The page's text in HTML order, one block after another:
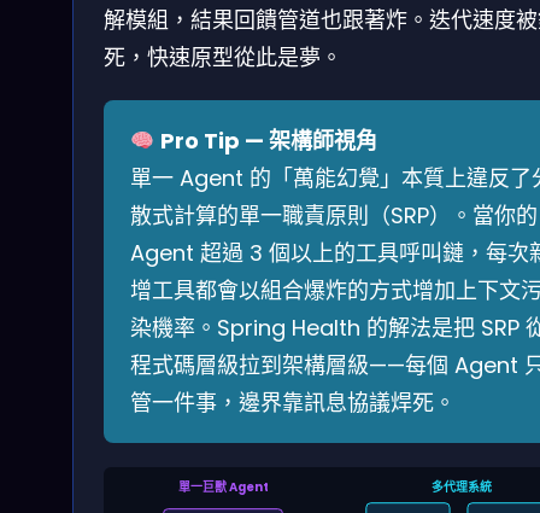
解模組，結果回饋管道也跟著炸。迭代速度
死，快速原型從此是夢。
Pro Tip — 架構師視角
單一 Agent 的「萬能幻覺」本質上違反了
散式計算的單一職責原則（SRP）。當你的
Agent 超過 3 個以上的工具呼叫鏈，每次
增工具都會以組合爆炸的方式增加上下文
染機率。Spring Health 的解法是把 SRP
程式碼層級拉到架構層級——每個 Agent
管一件事，邊界靠訊息協議焊死。
單一巨獸 Agent 多代理系統